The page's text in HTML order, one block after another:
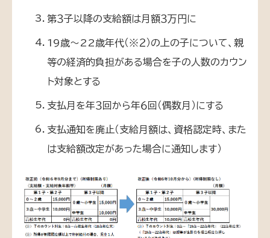
第３子以降の支給額は月額３万円に
19歳～22歳年代（※２）の上の子について、親
等の経済的負担がある場合を子の人数のカウン
ト対象とする
支払月を年３回から年６回（偶数月）にする
支払通知を廃止（支給月額は、資格認定時、また
は支給額改定があった場合に通知します）